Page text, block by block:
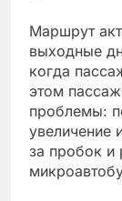
Маршрут
выходные
когда
этом
проблемы:
увеличение
за пробок и